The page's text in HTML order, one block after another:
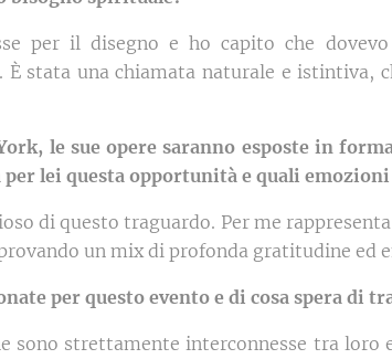
per il disegno e ho capito che dovevo
È stata una chiamata naturale e istintiva,
le sue opere saranno esposte in
lei questa opportunità e quali
di questo traguardo. Per me
un mix di profonda gratitudine ed
per questo evento e di cosa spera di
sono strettamente interconnesse tra loro